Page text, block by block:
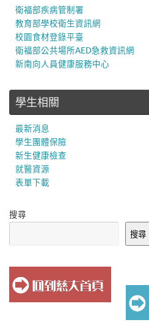
衛福部疾病管制署
教育部學校衛生資訊網
校園食材登錄平臺
衛福部公共場所AED急救資訊網
新南向人員健康服務中心
學生相關
最新消息
學生團體保險
新生健康檢查
就醫資源
表單下載
搜尋
搜尋